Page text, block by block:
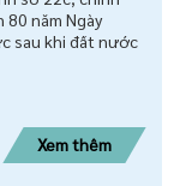
năm Ngày
sau khi đất nước
Xem thêm